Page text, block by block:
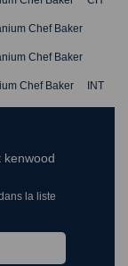
Chef Baker
Chef Baker
Chef Baker INT
kenwood
la liste